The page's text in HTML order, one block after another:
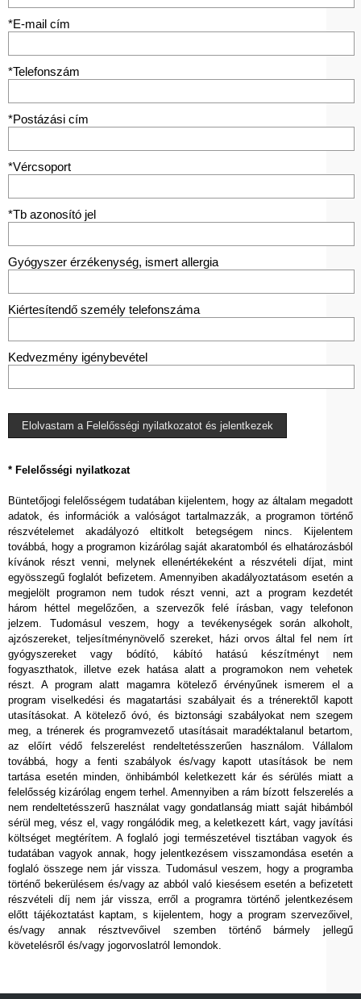
*E-mail cím
*Telefonszám
*Postázási cím
*Vércsoport
*Tb azonosító jel
Gyógyszer érzékenység, ismert allergia
Kiértesítendő személy telefonszáma
Kedvezmény igénybevétel
Elolvastam a Felelősségi nyilatkozatot és jelentkezek
* Felelősségi nyilatkozat
Büntetőjogi felelősségem tudatában kijelentem, hogy az általam megadott
adatok, és információk a valóságot tartalmazzák, a programon történő
részvételemet akadályozó eltitkolt betegségem nincs. Kijelentem
továbbá, hogy a programon kizárólag saját akaratomból és elhatározásból
kívánok részt venni, melynek ellenértékeként a részvételi díjat, mint
egyösszegű foglalót befizetem. Amennyiben akadályoztatásom esetén a
megjelölt programon nem tudok részt venni, azt a program kezdetét
három héttel megelőzően, a szervezők felé írásban, vagy telefonon
jelzem. Tudomásul veszem, hogy a tevékenységek során alkoholt,
ajzószereket, teljesítménynövelő szereket, házi orvos által fel nem írt
gyógyszereket vagy bódító, kábító hatású készítményt nem
fogyaszthatok, illetve ezek hatása alatt a programokon nem vehetek
részt. A program alatt magamra kötelező érvényűnek ismerem el a
program viselkedési és magatartási szabályait és a trénerektől kapott
utasításokat. A kötelező óvó, és biztonsági szabályokat nem szegem
meg, a trénerek és programvezető utasításait maradéktalanul betartom,
az előírt védő felszerelést rendeltetésszerűen használom. Vállalom
továbbá, hogy a fenti szabályok és/vagy kapott utasítások be nem
tartása esetén minden, önhibámból keletkezett kár és sérülés miatt a
felelősség kizárólag engem terhel. Amennyiben a rám bízott felszerelés a
nem rendeltetésszerű használat vagy gondatlanság miatt saját hibámból
sérül meg, vész el, vagy rongálódik meg, a keletkezett kárt, vagy javítási
költséget megtérítem. A foglaló jogi természetével tisztában vagyok és
tudatában vagyok annak, hogy jelentkezésem visszamondása esetén a
foglaló összege nem jár vissza. Tudomásul veszem, hogy a programba
történő bekerülésem és/vagy az abból való kiesésem esetén a befizetett
részvételi díj nem jár vissza, erről a programra történő jelentkezésem
előtt tájékoztatást kaptam, s kijelentem, hogy a program szervezőivel,
és/vagy annak résztvevőivel szemben történő bármely jellegű
követelésről és/vagy jogorvoslatról lemondok.